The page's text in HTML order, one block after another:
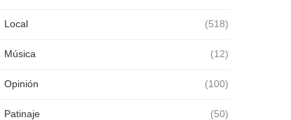
Local (518)
Música (12)
Opinión (100)
Patinaje (50)